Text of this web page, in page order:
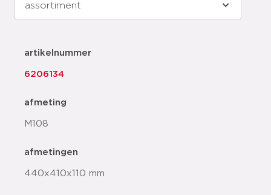
artikelnummer
6206134
afmeting
M108
afmetingen
440x410x110 mm